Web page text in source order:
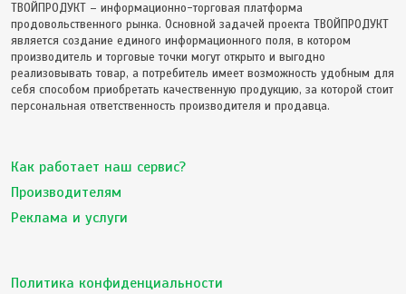
ТВОЙПРОДУКТ – информационно-торговая платформа
продовольственного рынка. Основной задачей проекта ТВОЙПРОДУКТ
является создание единого информационного поля, в котором
производитель и торговые точки могут открыто и выгодно
реализовывать товар, а потребитель имеет возможность удобным для
себя способом приобретать качественную продукцию, за которой стоит
персональная ответственность производителя и продавца.
Как работает наш сервис?
Производителям
Реклама и услуги
Политика конфиденциальности